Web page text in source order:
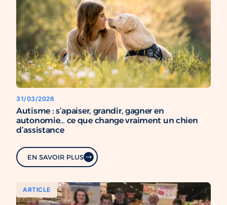
31/03/2026
Autisme : s’apaiser, grandir, gagner en
autonomie… ce que change vraiment un chien
d’assistance
EN SAVOIR PLUS
ARTICLE